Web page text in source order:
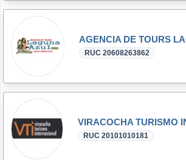
RUC 20608263862
RUC 20101010181